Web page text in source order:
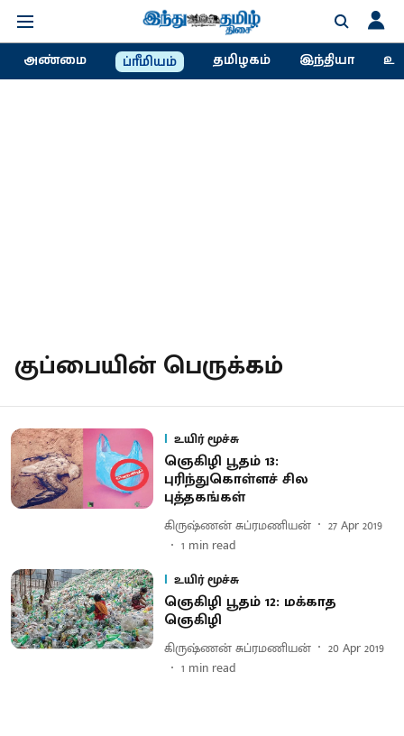
அண்மை ப்ரீமியம் தமிழகம் இந்தியா
குப்பையின் பெருக்கம்
உயிர் மூச்சு
ஞெகிழி பூதம் 13:
புரிந்துகொள்ளச் சில
புத்தகங்கள்
கிருஷ்ணன் சுப்ரமணியன்
27 Apr 2019
1 min read
உயிர் மூச்சு
ஞெகிழி பூதம் 12: மக்காத
ஞெகிழி
கிருஷ்ணன் சுப்ரமணியன்
20 Apr 2019
1 min read